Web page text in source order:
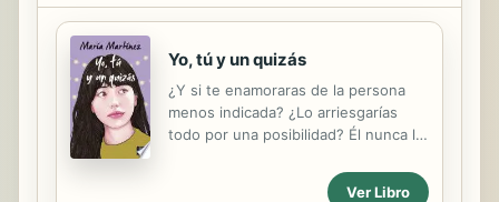
Yo, tú y un quizás
¿Y si te enamoraras de la persona
menos indicada? ¿Lo arriesgarías
todo por una posibilidad? Él nunca lo
vulnerabilidad tras una apariencia
Ver Libro